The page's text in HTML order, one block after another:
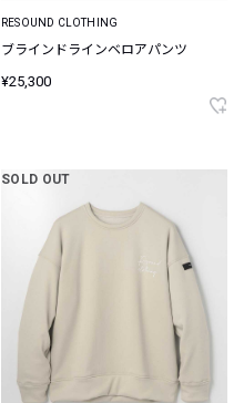
RESOUND CLOTHING
ブラインドラインベロアパンツ
¥25,300
SOLD OUT